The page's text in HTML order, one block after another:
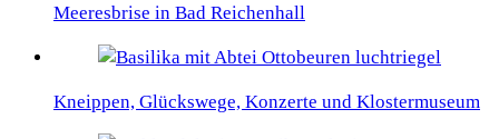
Meeresbrise in Bad Reichenhall
Kneippen, Glückswege, Konzerte und Klostermuseum